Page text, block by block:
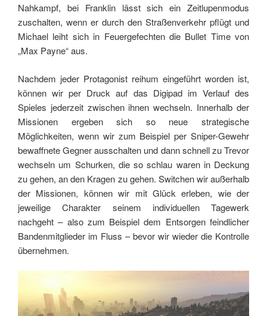
Nahkampf, bei Franklin lässt sich ein Zeitlupenmodus
zuschalten, wenn er durch den Straßenverkehr pflügt und
Michael leiht sich in Feuergefechten die Bullet Time von
„Max Payne“ aus.
Nachdem jeder Protagonist reihum eingeführt worden ist,
können wir per Druck auf das Digipad im Verlauf des
Spieles jederzeit zwischen ihnen wechseln. Innerhalb der
Missionen ergeben sich so neue strategische
Möglichkeiten, wenn wir zum Beispiel per Sniper-Gewehr
bewaffnete Gegner ausschalten und dann schnell zu Trevor
wechseln um Schurken, die so schlau waren in Deckung
zu gehen, an den Kragen zu gehen. Switchen wir außerhalb
der Missionen, können wir mit Glück erleben, wie der
jeweilige Charakter seinem individuellen Tagewerk
nachgeht – also zum Beispiel dem Entsorgen feindlicher
Bandenmitglieder im Fluss – bevor wir wieder die Kontrolle
übernehmen.